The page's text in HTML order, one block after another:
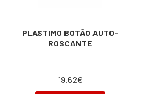
PLASTIMO BOTÃO AUTO-
ROSCANTE
19.62€